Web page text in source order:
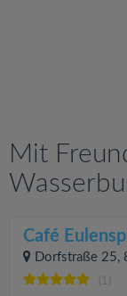
Mit
Café
Dorfstraße 25,
(1)
n